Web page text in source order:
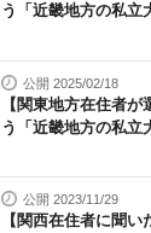
う「近畿地方の私立
公開 2025/02/18
【関東地方在住者
う「近畿地方の私立
公開 2023/11/29
【関西在住者に聞